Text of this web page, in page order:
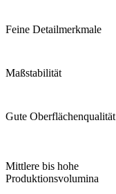
Feine Detailmerkmale
Maßstabilität
Gute Oberflächenqualität
Mittlere bis hohe
Produktionsvolumina